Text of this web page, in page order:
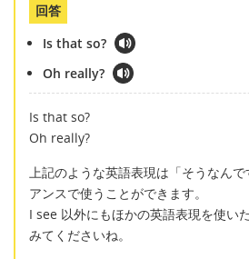
回答
Is that so?
Oh really?
Is that so?
Oh really?
上記のような英語表現は「そうなん
アンスで使うことができます。
I see 以外にもほかの英語表現を使い
みてくださいね。